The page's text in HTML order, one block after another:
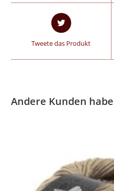
Tweete das Produkt
Andere Kunden